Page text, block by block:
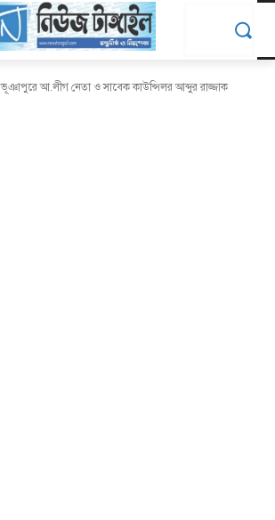
ভূঞাপুরে আ.লীগ নেতা ও সাবেক কাউন্সিলর আব্দুর রাজ্জাক